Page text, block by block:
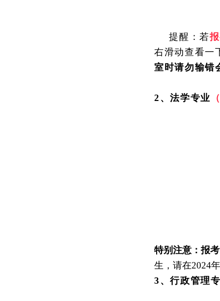
提醒：若
右滑动查看一
室时请勿输错
2、法学专业
特别注意：报考
生，请在2024年
3、行政管理